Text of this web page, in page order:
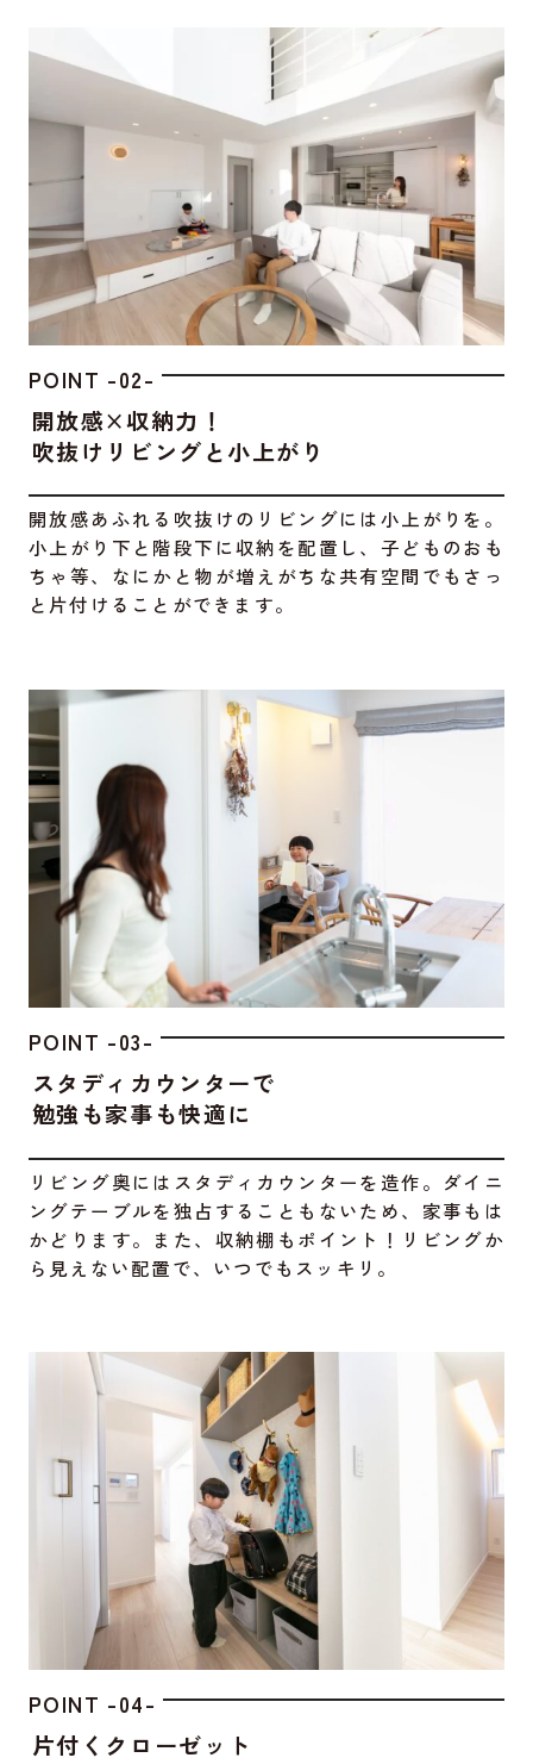
POINT -02-
開放感×収納力！
吹抜けリビングと小上がり
開放感あふれる吹抜けのリビングには小上がりを。
小上がり下と階段下に収納を配置し、子どものおも
ちゃ等、なにかと物が増えがちな共有空間でもさっ
と片付けることができます。
POINT -03-
スタディカウンターで
勉強も家事も快適に
リビング奥にはスタディカウンターを造作。ダイニ
ングテーブルを独占することもないため、家事もは
かどります。また、収納棚もポイント！リビングか
ら見えない配置で、いつでもスッキリ。
POINT -04-
片付くクローゼット